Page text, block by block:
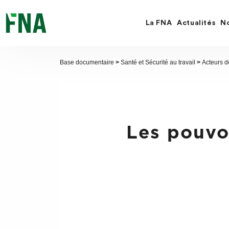
recherche
La FNA Actualités
Base documentaire > Santé et Sécurité au travail > Acteurs
Les